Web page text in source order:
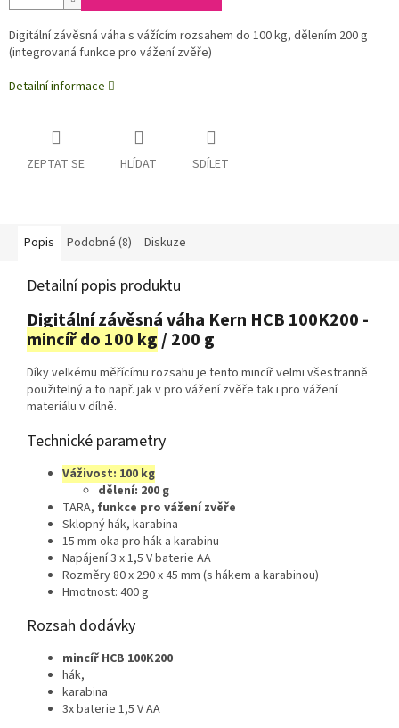
Digitální závěsná váha s vážícím rozsahem do 100 kg, dělením 200 g
(integrovaná funkce pro vážení zvěře)
Detailní informace
ZEPTAT SE HLÍDAT SDÍLET
Popis Podobné (8) Diskuze
Detailní popis produktu
Digitální závěsná váha Kern HCB 100K200 -
mincíř do 100 kg/ 200 g
Díky velkému měřícímu rozsahu je tento mincíř velmi všestranně
použitelný a to např. jak v pro vážení zvěře tak i pro vážení
materiálu v dílně.
Technické parametry
Váživost: 100 kg
dělení: 200 g
TARA, funkce pro vážení zvěře
Sklopný hák, karabina
15 mm oka pro hák a karabinu
Napájení 3 x 1,5 V baterie AA
Rozměry 80 x 290 x 45 mm (s hákem a karabinou)
Hmotnost: 400 g
Rozsah dodávky
mincíř HCB 100K200
hák,
karabina
3x baterie 1,5 V AA